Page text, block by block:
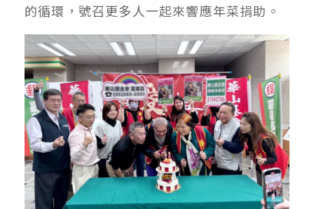
的循環，號召更多人一起來響應年菜捐助。